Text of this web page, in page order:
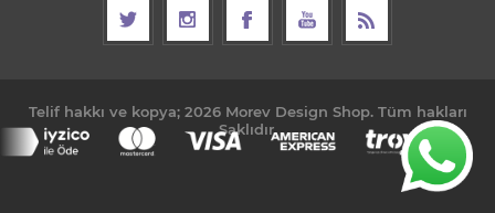
Telif hakkı ve kopya; 2026 Morev Design Shop. Tüm hakları
Saklıdır.